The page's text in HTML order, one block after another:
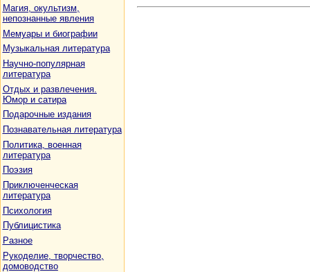
Магия, окультизм,
непознанные явления
Мемуары и биографии
Музыкальная литература
Научно-популярная
литература
Отдых и развлечения.
Юмор и сатира
Подарочные издания
Познавательная литература
Политика, военная
литература
Поэзия
Приключенческая
литература
Психология
Публицистика
Разное
Рукоделие, творчество,
домоводство